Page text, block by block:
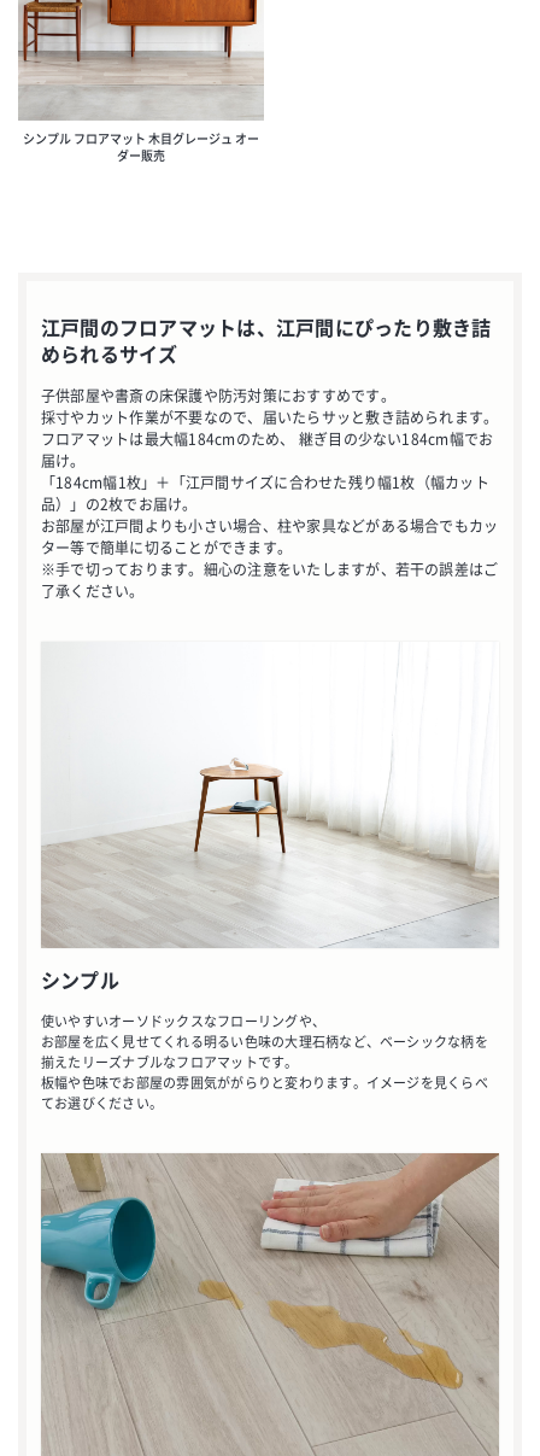
シンプル フロアマット 木目グレージュ オー
ダー販売
江戸間のフロアマットは、江戸間にぴったり敷き詰
められるサイズ
子供部屋や書斎の床保護や防汚対策におすすめです。
採寸やカット作業が不要なので、届いたらサッと敷き詰められます。
フロアマットは最大幅184cmのため、 継ぎ目の少ない184cm幅でお
届け。
「184cm幅1枚」＋「江戸間サイズに合わせた残り幅1枚（幅カット
品）」の2枚でお届け。
お部屋が江戸間よりも小さい場合、柱や家具などがある場合でもカッ
ター等で簡単に切ることができます。
※手で切っております。細心の注意をいたしますが、若干の誤差はご
了承ください。
シンプル
使いやすいオーソドックスなフローリングや、
お部屋を広く見せてくれる明るい色味の大理石柄など、ベーシックな柄を
揃えたリーズナブルなフロアマットです。
板幅や色味でお部屋の雰囲気ががらりと変わります。イメージを見くらべ
てお選びください。